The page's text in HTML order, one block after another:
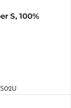
S, 100%